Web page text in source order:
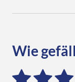
Wie